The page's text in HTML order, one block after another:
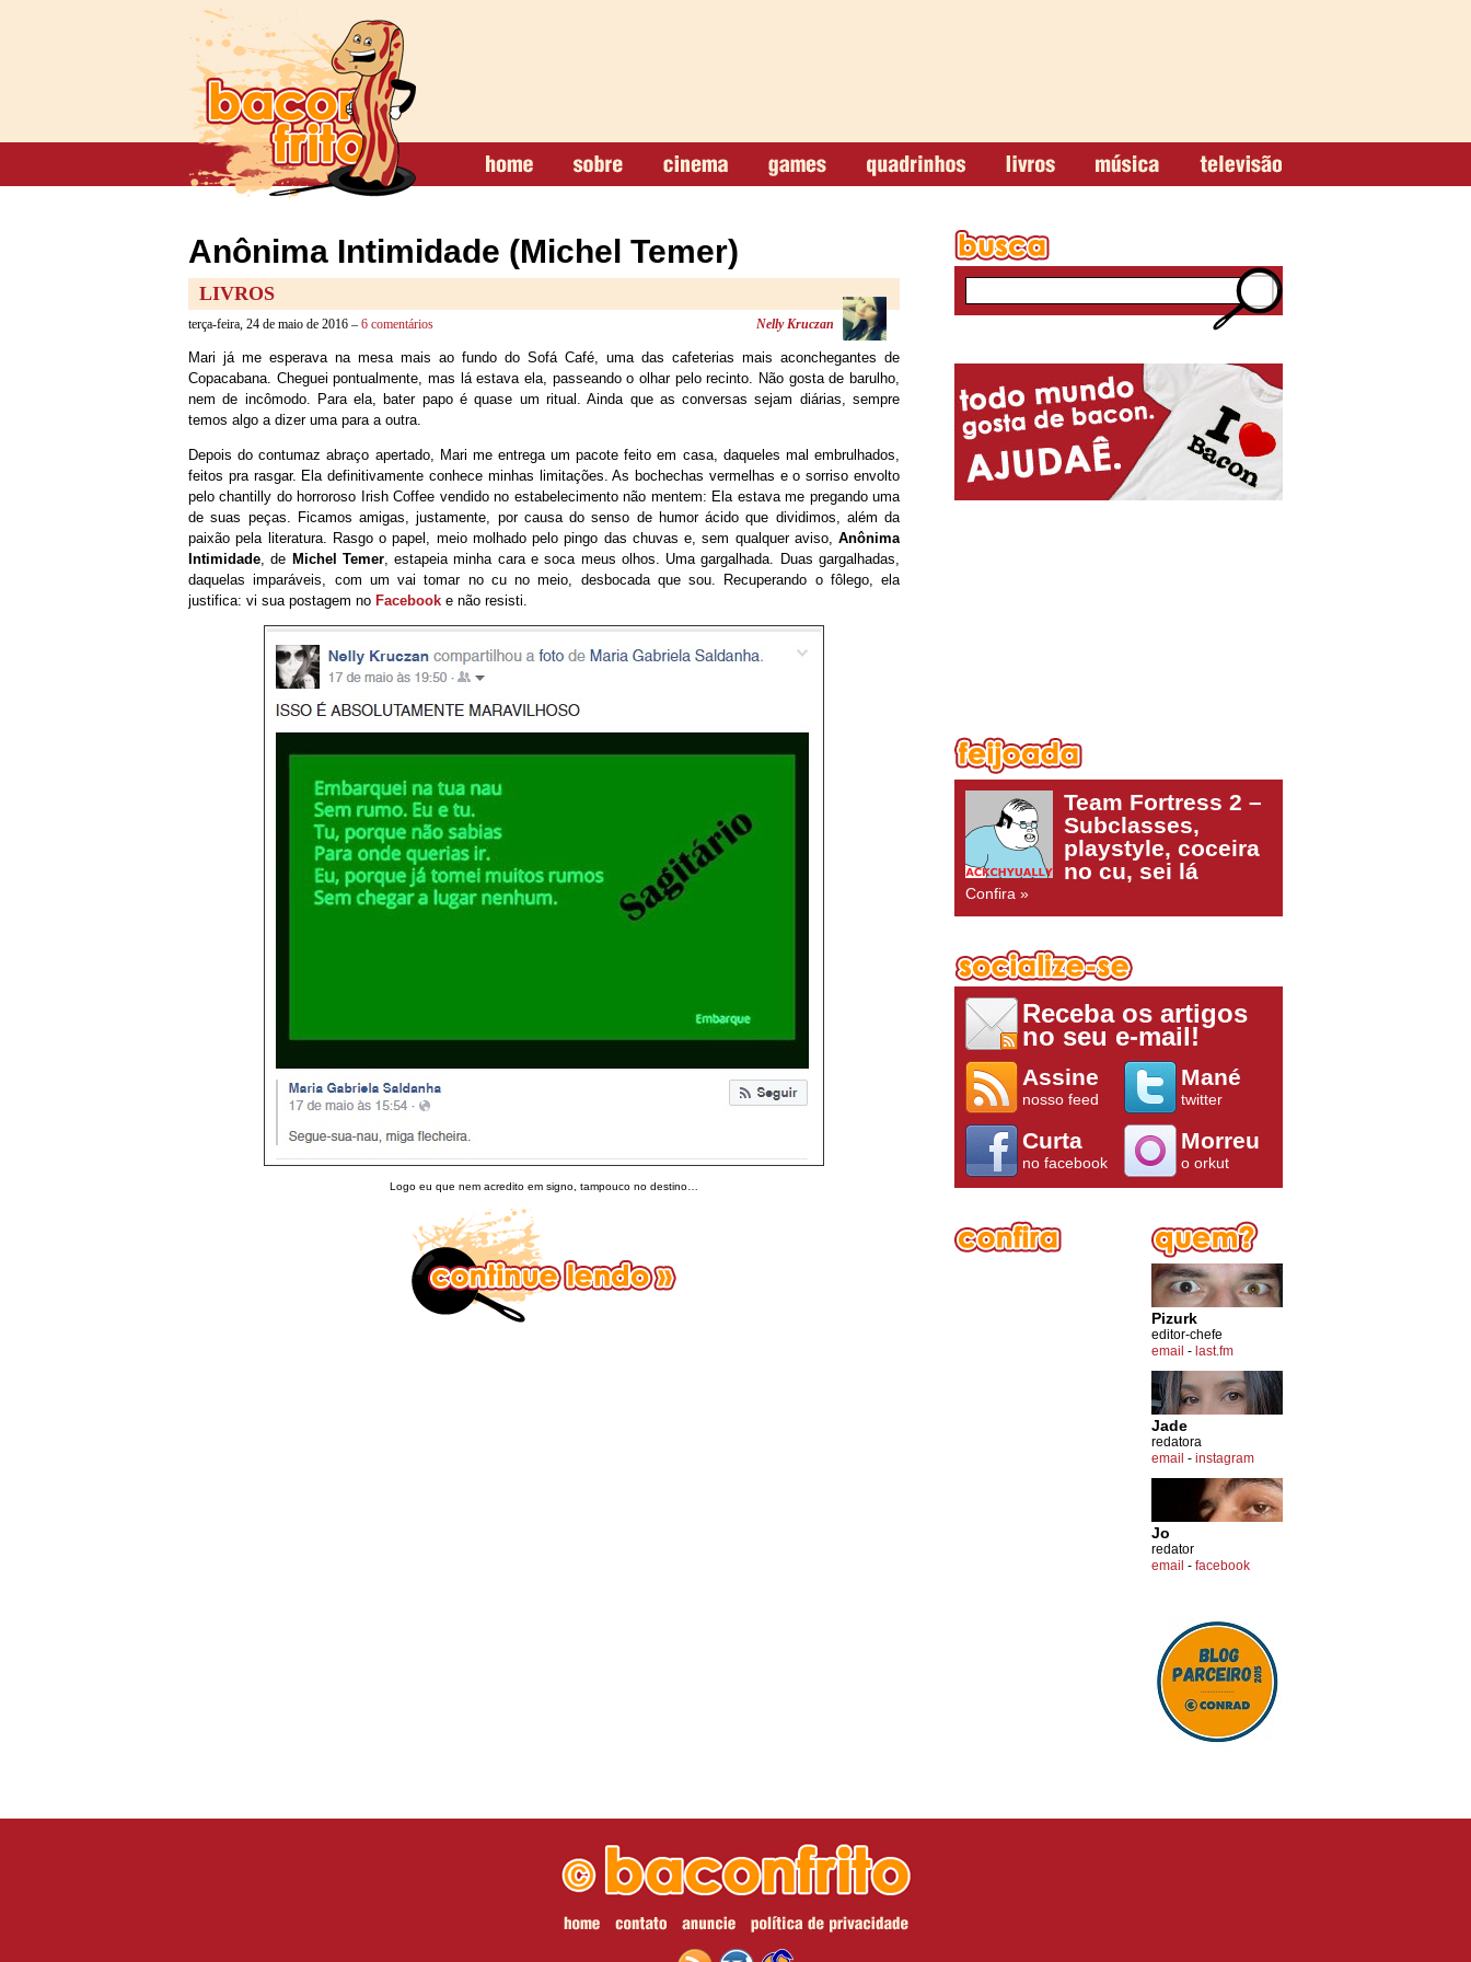
Anônima Intimidade (Michel Temer)
LIVROS
terça-feira, 24 de maio de 2016 – 6 comentários Nelly Kruczan
Mari já me esperava na mesa mais ao fundo do Sofá Café, uma das cafeterias mais aconchegantes de
Copacabana. Cheguei pontualmente, mas lá estava ela, passeando o olhar pelo recinto. Não gosta de barulho,
nem de incômodo. Para ela, bater papo é quase um ritual. Ainda que as conversas sejam diárias, sempre
temos algo a dizer uma para a outra.
Depois do contumaz abraço apertado, Mari me entrega um pacote feito em casa, daqueles mal embrulhados,
feitos pra rasgar. Ela definitivamente conhece minhas limitações. As bochechas vermelhas e o sorriso envolto
pelo chantilly do horroroso Irish Coffee vendido no estabelecimento não mentem: Ela estava me pregando uma
de suas peças. Ficamos amigas, justamente, por causa do senso de humor ácido que dividimos, além da
paixão pela literatura. Rasgo o papel, meio molhado pelo pingo das chuvas e, sem qualquer aviso, Anônima
Intimidade, de Michel Temer, estapeia minha cara e soca meus olhos. Uma gargalhada. Duas gargalhadas,
daquelas imparáveis, com um vai tomar no cu no meio, desbocada que sou. Recuperando o fôlego, ela
justifica: vi sua postagem no Facebook e não resisti.
Logo eu que nem acredito em signo, tampouco no destino…
Team Fortress 2 –
Subclasses,
playstyle, coceira
no cu, sei lá
Confira »
Receba os artigos
no seu e-mail!
Assine
nosso feed
Mané
twitter
Curta
no facebook
Morreu
o orkut
Pizurk
editor-chefe
email - last.fm
Jade
redatora
email - instagram
Jo
redator
email - facebook